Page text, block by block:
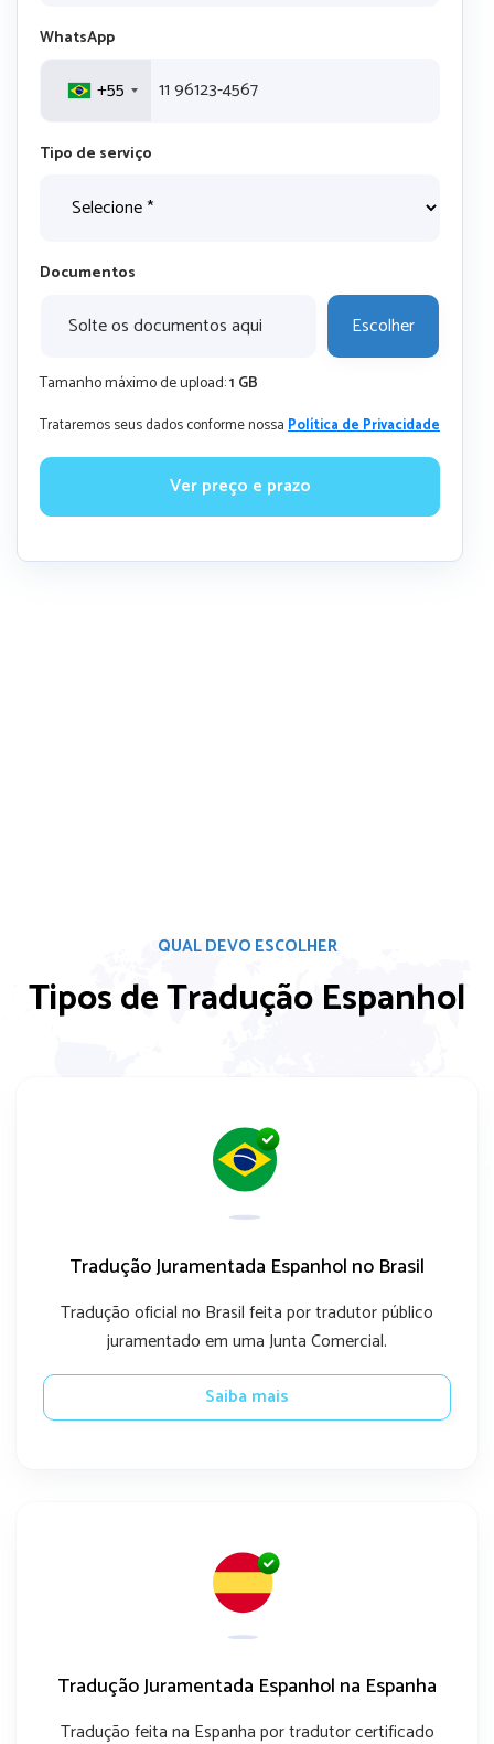
WhatsApp
+55
Tipo de serviço
Documentos
Solte os documentos aqui Escolher
Tamanho máximo de upload:1 GB
Trataremos seus dados conforme nossaPolítica de Privacidade
Ver preço e prazo
QUAL DEVO ESCOLHER
Tipos de Tradução Espanhol
Tradução Juramentada Espanhol no Brasil
Tradução oficial no Brasil feita por tradutor público
juramentado em uma Junta Comercial.
Saiba mais
Tradução Juramentada Espanhol na Espanha
Tradução feita na Espanha por tradutor certificado